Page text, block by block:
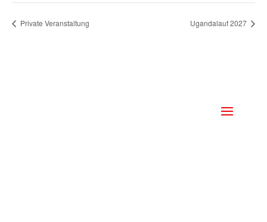
Private Veranstaltung Ugandalauf 2027